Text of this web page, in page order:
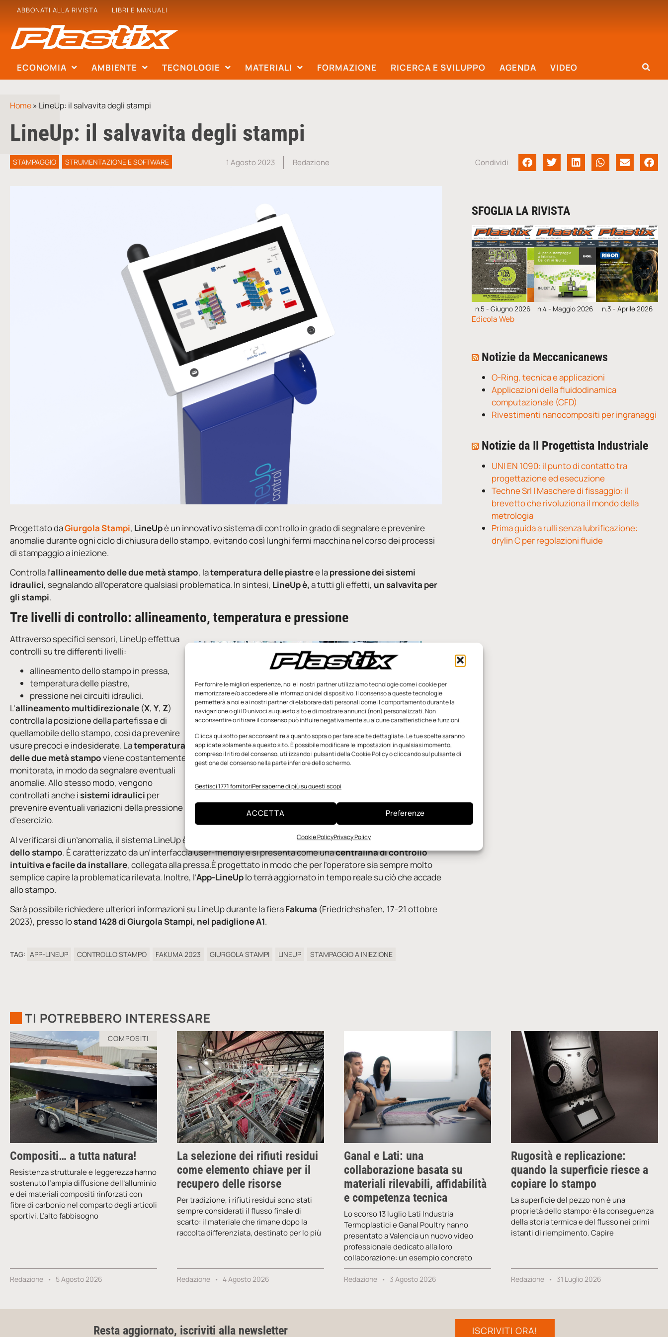
Per fornire le migliori esperienze, noi e i nostri partner utilizziamo tecnologie come i cookie per
memorizzare e/o accedere alle informazioni del dispositivo. Il consenso a queste tecnologie
permetterà a noi e ai nostri partner di elaborare dati personali come il comportamento durante la
navigazione o gli ID univoci su questo sito e di mostrare annunci (non) personalizzati. Non
acconsentire o ritirare il consenso può influire negativamente su alcune caratteristiche e funzioni.
Clicca qui sotto per acconsentire a quanto sopra o per fare scelte dettagliate. Le tue scelte saranno
applicate solamente a questo sito. È possibile modificare le impostazioni in qualsiasi momento,
compreso il ritiro del consenso, utilizzando i pulsanti della Cookie Policy o cliccando sul pulsante di
gestione del consenso nella parte inferiore dello schermo.
Gestisci 1771 fornitoriPer saperne di più su questi scopi
ACCETTA Preferenze
Cookie PolicyPrivacy Policy
ABBONATI ALLA RIVISTA LIBRI E MANUALI
ECONOMIA AMBIENTE TECNOLOGIE MATERIALI FORMAZIONE RICERCA E SVILUPPO AGENDA VIDEO
Home» LineUp: il salvavita degli stampi
LineUp: il salvavita degli stampi
STAMPAGGIO STRUMENTAZIONE E SOFTWARE 1 Agosto 2023 Redazione Condividi
Progettato daGiurgola Stampi, LineUpè un innovativo sistema di controllo in grado di segnalare e prevenire
anomalie durante ogni ciclo di chiusura dello stampo, evitando così lunghi fermi macchina nel corso dei processi
di stampaggio a iniezione.
Controlla l’allineamento delle due metà stampo, latemperatura delle piastree lapressione dei sistemi
idraulici, segnalando all’operatore qualsiasi problematica. In sintesi, LineUp è, a tutti gli effetti, un salvavita per
gli stampi.
Tre livelli di controllo: allineamento, temperatura e pressione
eventuali anomalie durante i cicli di chiusura stampo
Attraverso specifici sensori, LineUp effettua
controlli su tre differenti livelli:
allineamento dello stampo in pressa,
temperatura delle piastre,
pressione nei circuiti idraulici.
L’allineamento multidirezionale (X, Y, Z)
controlla la posizione della partefissa e di
quellamobile dello stampo, così da prevenire
usure precoci e indesiderate. Latemperatura
delle due metà stampoviene costantemente
monitorata, in modo da segnalare eventuali
anomalie. Allo stesso modo, vengono
controllati anche isistemi idraulici per
prevenire eventuali variazioni della pressione
d’esercizio.
Al verificarsi di un’anomalia, il sistema LineUp è in grado di
fermare la produzione evitando il danneggiamento
dello stampo. È caratterizzato da un’interfaccia user-friendly e si presenta come unacentralina di controllo
intuitiva e facile da installare, collegata alla pressa.È progettato in modo che per l’operatore sia sempre molto
semplice capire la problematica rilevata. Inoltre, l’App-LineUplo terrà aggiornato in tempo reale su ciò che accade
allo stampo.
Sarà possibile richiedere ulteriori informazioni su LineUp durante la fieraFakuma (Friedrichshafen, 17-21 ottobre
2023), presso lostand 1428 di Giurgola Stampi, nel padiglione A1.
TAG: APP-LINEUP CONTROLLO STAMPO FAKUMA 2023 GIURGOLA STAMPI LINEUP STAMPAGGIO A INIEZIONE
SFOGLIA LA RIVISTA
n.5 - Giugno 2026 n.4 - Maggio 2026 n.3 - Aprile 2026
Edicola Web
Notizie da Meccanicanews
O-Ring, tecnica e applicazioni
Applicazioni della fluidodinamica
computazionale (CFD)
Rivestimenti nanocompositi per ingranaggi
Notizie da Il Progettista Industriale
UNI EN 1090: il punto di contatto tra
progettazione ed esecuzione
Techne Srl | Maschere di fissaggio: il
brevetto che rivoluziona il mondo della
metrologia
Prima guida a rulli senza lubrificazione:
drylin C per regolazioni fluide
TI POTREBBERO INTERESSARE
COMPOSITI
Compositi… a tutta natura!
Resistenza strutturale e leggerezza hanno
sostenuto l’ampia diffusione dell’alluminio
e dei materiali compositi rinforzati con
fibre di carbonio nel comparto degli articoli
sportivi. L’alto fabbisogno
Redazione 5 Agosto 2026
La selezione dei rifiuti residui
come elemento chiave per il
recupero delle risorse
Per tradizione, i rifiuti residui sono stati
sempre considerati il flusso finale di
scarto: il materiale che rimane dopo la
raccolta differenziata, destinato per lo più
Redazione 4 Agosto 2026
Ganal e Lati: una
collaborazione basata su
materiali rilevabili, affidabilità
e competenza tecnica
Lo scorso 13 luglio Lati Industria
Termoplastici e Ganal Poultry hanno
presentato a Valencia un nuovo video
professionale dedicato alla loro
collaborazione: un esempio concreto
Redazione 3 Agosto 2026
Rugosità e replicazione:
quando la superficie riesce a
copiare lo stampo
La superficie del pezzo non è una
proprietà dello stampo: è la conseguenza
della storia termica e del flusso nei primi
istanti di riempimento. Capire
Redazione 31 Luglio 2026
Resta aggiornato, iscriviti alla newsletter ISCRIVITI ORA!